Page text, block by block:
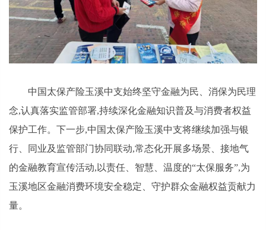
中国太保产险玉溪中支始终坚守金融为民、消保为民理
念,认真落实监管部署,持续深化金融知识普及与消费者权益
保护工作。下一步,中国太保产险玉溪中支将继续加强与银
行、同业及监管部门协同联动,常态化开展多场景、接地气
的金融教育宣传活动,以责任、智慧、温度的“太保服务”,为
玉溪地区金融消费环境安全稳定、守护群众金融权益贡献力
量。